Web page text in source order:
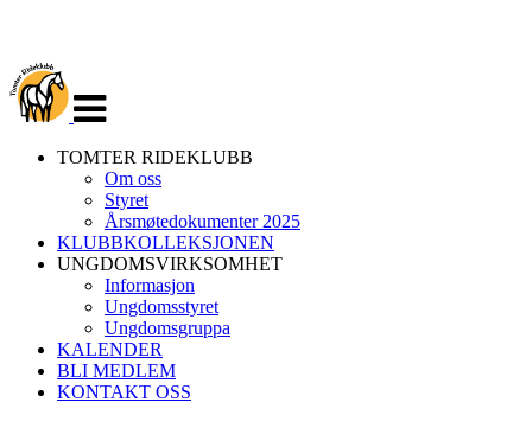
navigasjon
TOMTER RIDEKLUBB
Om oss
Styret
Årsmøtedokumenter 2025
KLUBBKOLLEKSJONEN
UNGDOMSVIRKSOMHET
Informasjon
Ungdomsstyret
Ungdomsgruppa
KALENDER
BLI MEDLEM
KONTAKT OSS